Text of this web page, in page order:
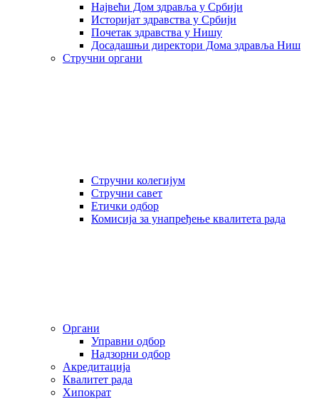
Највећи Дом здравља у Србији
Историјат здравства у Србији
Почетак здравства у Нишу
Досадашњи директори Дома здравља Ниш
Стручни органи
Стручни колегијум
Стручни савет
Етички одбор
Комисија за унапређење квалитета рада
Органи
Управни одбор
Надзорни одбор
Акредитација
Квалитет рада
Хипократ